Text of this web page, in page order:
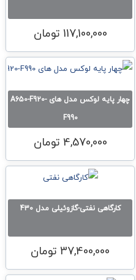
24,000,000تومان است.
117,100,000 تومان
چهار پایه لوکس مدل های A650-F920-
F990
4,570,000 تومان
کارگاهی نفتی-گازوئیلی مدل 430
37,400,000 تومان